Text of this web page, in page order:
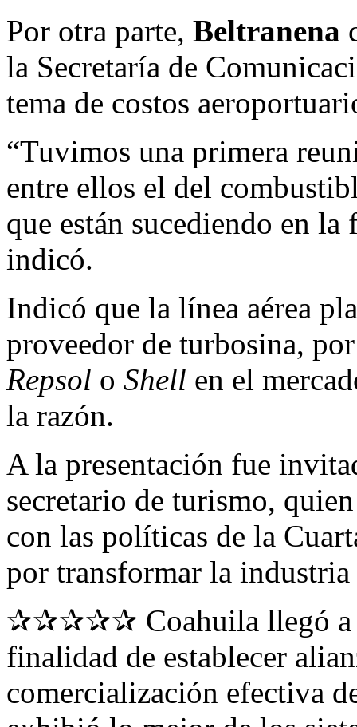
Por otra parte, Beltranena
la Secretaría de
tema de costos
“Tuvimos una primera
entre ellos el del
que están sucediendo en
indicó.
Indicó que la línea aérea
proveedor de turbosina,
Repsol o Shell en el
la razón.
A la presentación fue
secretario de turismo,
con las políticas de la
por transformar la industria
✰✰✰✰✰ Coahuila llegó a
finalidad de establecer
comercialización efectiva